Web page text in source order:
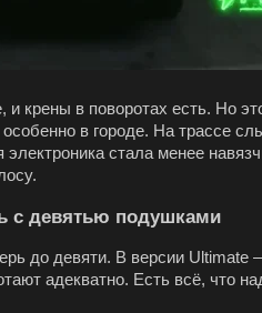
и крены в поворотах есть. Но
особенно в городе. На трассе
стала менее
с девятью подушками
до девяти. В версии
адекватно. Есть всё, что